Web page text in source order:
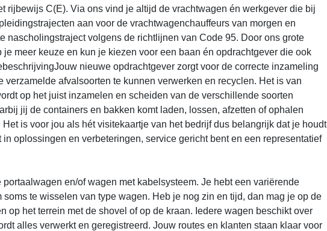
rijbewijs C(E). Via ons vind je altijd de vrachtwagen én werkgever die bij
aan voor de vrachtwagenchauffeurs van morgen en
nascholingstraject volgens de richtlijnen van Code 95. Door ons grote
meer keuze en kun je kiezen voor een baan én opdrachtgever die ook
nieuwe opdrachtgever zorgt voor de correcte inzameling
verzamelde afvalsoorten te kunnen verwerken en recyclen. Het is van
op het juist inzamelen en scheiden van de verschillende soorten
jij de containers en bakken komt laden, lossen, afzetten of ophalen
is voor jou als hét visitekaartje van het bedrijf dus belangrijk dat je houdt
oplossingen en verbeteringen, service gericht bent en een representatief
en/of wagen met kabelsysteem. Je hebt een variërende
soms te wisselen van type wagen. Heb je nog zin en tijd, dan mag je op de
op het terrein met de shovel of op de kraan. Iedere wagen beschikt over
alles verwerkt en geregistreerd. Jouw routes en klanten staan klaar voor